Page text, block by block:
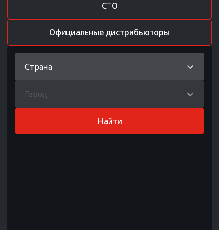
СТО
Официальные дистрибьюторы
Страна
Город
Найти